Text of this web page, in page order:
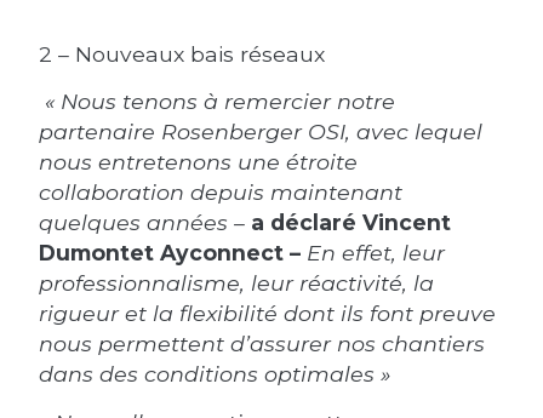
2 – Nouveaux bais réseaux
« Nous tenons à remercier notre
partenaire Rosenberger OSI, avec lequel
nous entretenons une étroite
collaboration depuis maintenant
quelques années – a déclaré Vincent
Dumontet Ayconnect – En effet, leur
professionnalisme, leur réactivité, la
rigueur et la flexibilité dont ils font preuve
nous permettent d’assurer nos chantiers
dans des conditions optimales »